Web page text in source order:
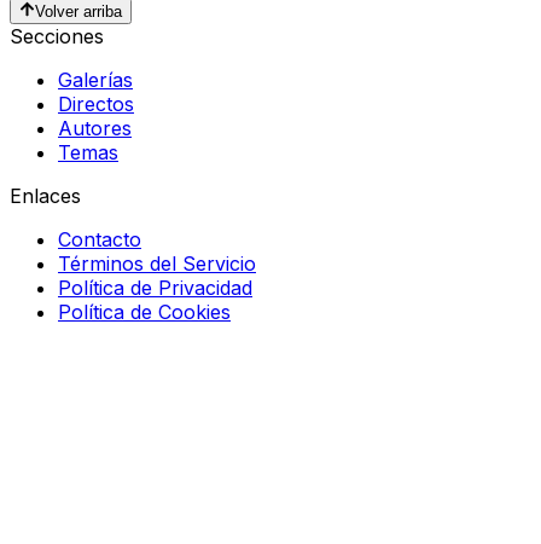
Volver arriba
Secciones
Galerías
Directos
Autores
Temas
Enlaces
Contacto
Términos del Servicio
Política de Privacidad
Política de Cookies